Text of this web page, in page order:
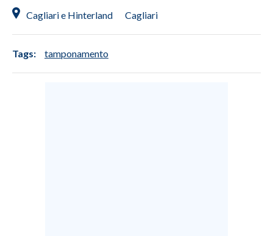
ANNUNCI
PUBBLICITÀ
Cagliari e Hinterland Cagliari
Tags: tamponamento